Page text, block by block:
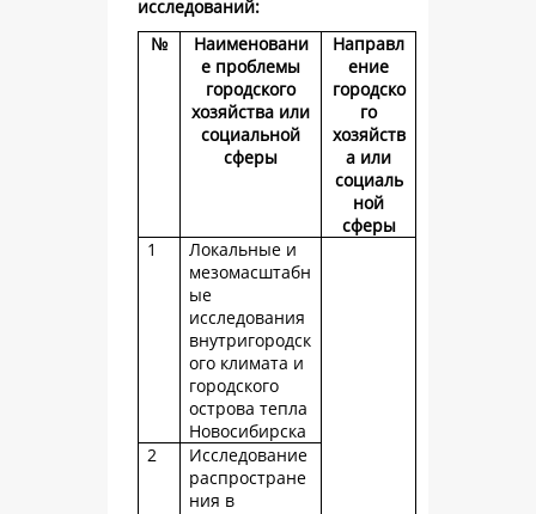
исследований:
№
Наименовани
е проблемы
городского
хозяйства или
социальной
сферы
Направл
ение
городско
го
хозяйств
а или
социаль
ной
сферы
1
Локальные и
мезомасштабн
ые
исследования
внутригородск
ого климата и
городского
острова тепла
Новосибирска
2
Исследование
распростране
ния в